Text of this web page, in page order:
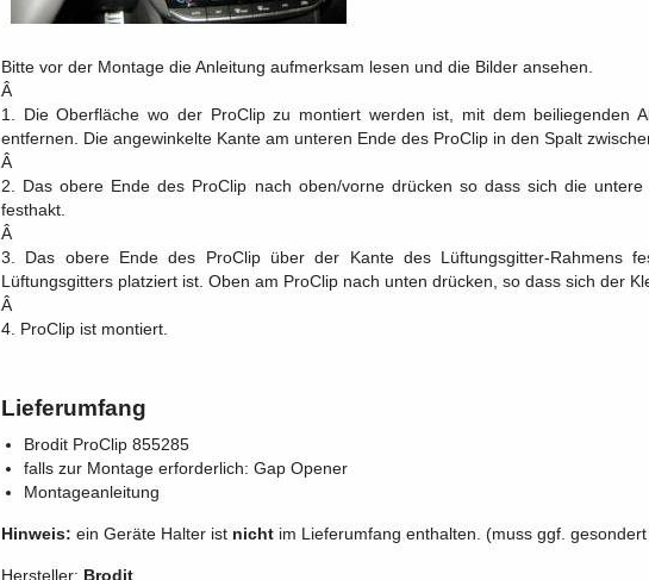
Bitte vor der Montage die Anleitung aufmerksam lesen und die Bilder ansehen.
Â
1. Die Oberfläche wo der ProClip zu montiert werden ist, mit dem beiliegenden
entfernen. Die angewinkelte Kante am unteren Ende des ProClip in den Spalt
Â
2. Das obere Ende des ProClip nach oben/vorne drücken so dass sich die
festhakt.
Â
3. Das obere Ende des ProClip über der Kante des Lüftungsgitter-Rahmens
Lüftungsgitters platziert ist. Oben am ProClip nach unten drücken, so dass sich der
Â
4. ProClip ist montiert.
Lieferumfang
Brodit ProClip 855285
falls zur Montage erforderlich: Gap Opener
Montageanleitung
Hinweis: ein Geräte Halter ist nicht im Lieferumfang enthalten. (muss ggf.
Hersteller: Brodit